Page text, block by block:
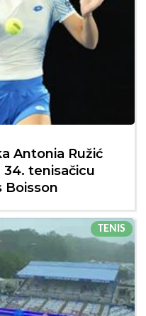
Antonia Ružić
tenisačicu
Boisson
TENIS